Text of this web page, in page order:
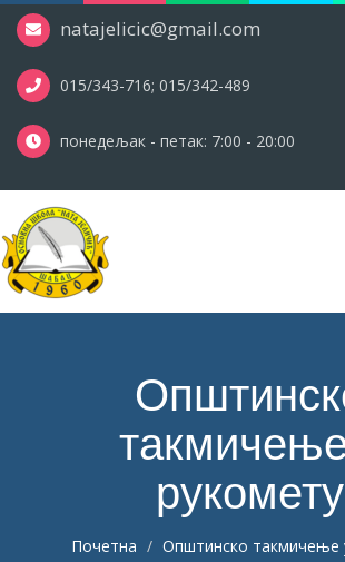
natajelicic@gmail.com
015/343-716; 015/342-489
понедељак - петак: 7:00 - 20:00
рукомету
Почетна Општинско такмичење